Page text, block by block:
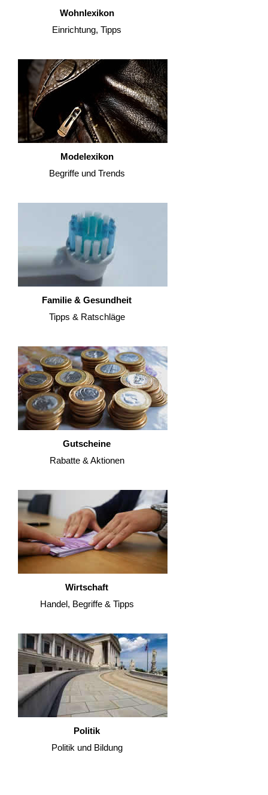
Wohnlexikon
Einrichtung, Tipps
Modelexikon
Begriffe und Trends
Familie & Gesundheit
Tipps & Ratschläge
Gutscheine
Rabatte & Aktionen
Wirtschaft
Handel, Begriffe & Tipps
Politik
Politik und Bildung